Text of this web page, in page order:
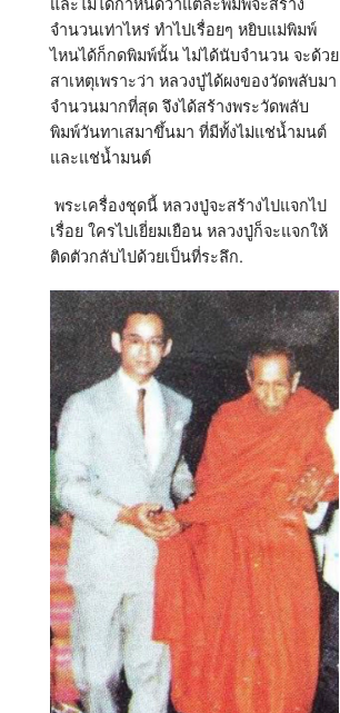
จำนวนเท่าไหร่ ทำไปเรื่อยๆ หยิบแม่พิมพ์
ไหนได้ก็กดพิมพ์นั้น ไม่ได้นับจำนวน จะด้วย
สาเหตุเพราะว่า หลวงปู่ได้ผงของวัดพลับมา
จำนวนมากที่สุด จึงได้สร้างพระวัดพลับ
พิมพ์วันทาเสมาขึ้นมา ที่มีทั้งไม่แช่น้ำมนต์
และแช่น้ำมนต์
พระเครื่องชุดนี้ หลวงปู่จะสร้างไปแจกไป
เรื่อย ใครไปเยี่ยมเยือน หลวงปู่ก็จะแจกให้
ติดตัวกลับไปด้วยเป็นที่ระลึก.